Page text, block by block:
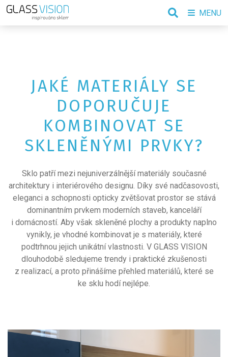
JAKÉ MATERIÁLY SE
DOPORUČUJE
KOMBINOVAT SE
SKLENĚNÝMI PRVKY?
Sklo patří mezi nejuniverzálnější materiály současné
architektury i interiérového designu. Díky své nadčasovosti,
eleganci a schopnosti opticky zvětšovat prostor se stává
dominantním prvkem moderních staveb, kanceláří
i domácností. Aby však skleněné plochy a produkty naplno
vynikly, je vhodné kombinovat je s materiály, které
podtrhnou jejich unikátní vlastnosti. V GLASS VISION
dlouhodobě sledujeme trendy i praktické zkušenosti
z realizací, a proto přinášíme přehled materiálů, které se
ke sklu hodí nejlépe.
MENU